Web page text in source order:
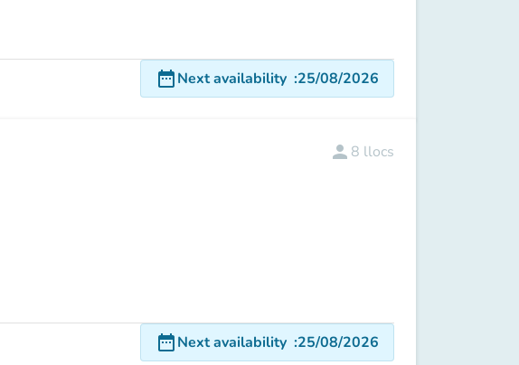
date_rangeNext availability :25/08/2026
person 8 llocs
date_rangeNext availability :25/08/2026